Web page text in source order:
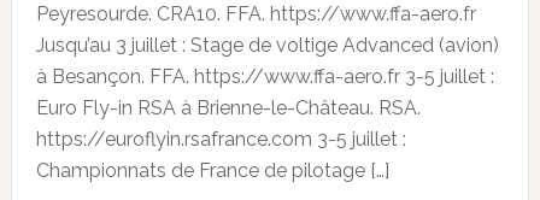
Peyresourde. CRA10. FFA. https://www.ffa-aero.fr
Jusqu’au 3 juillet : Stage de voltige Advanced (avion)
à Besançon. FFA. https://www.ffa-aero.fr 3-5 juillet :
Euro Fly-in RSA à Brienne-le-Château. RSA.
https://euroflyin.rsafrance.com 3-5 juillet :
Championnats de France de pilotage […]